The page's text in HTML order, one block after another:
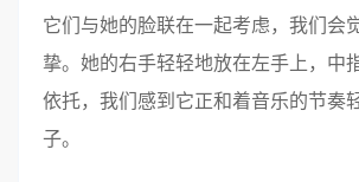
它们与她的脸联在一起考虑，我们会
挚。她的右手轻轻地放在左手上，中
依托，我们感到它正和着音乐的节奏
子。